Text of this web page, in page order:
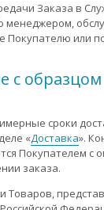
Заказа в
менеджером,
Покупателю или
с
сроки
«Доставка».
Покупателем с
заказа.
Товаров,